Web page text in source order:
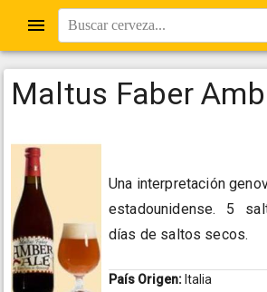
Buscar cerveza...
Maltus Faber
Una interpretación
estadounidense. 5
días de saltos secos.
País Origen: Italia